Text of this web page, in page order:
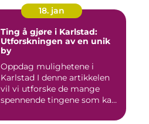
18. jan
Ting å gjøre i Karlstad:
Utforskningen av en unik
by
Oppdag mulighetene i
Karlstad I denne artikkelen
vil vi utforske de mange
spennende tingene som kan